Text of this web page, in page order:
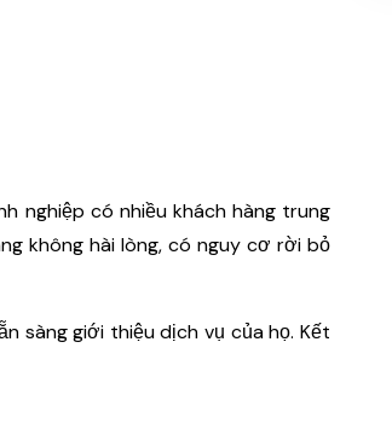
nghiệp có nhiều khách hàng trung
không hài lòng, có nguy cơ rời bỏ
sàng giới thiệu dịch vụ của họ. Kết